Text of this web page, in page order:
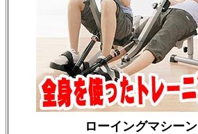
ローイングマシーン